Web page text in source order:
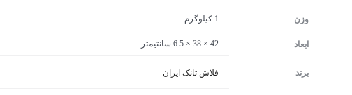
وزن 1 کیلوگرم
ابعاد 42 × 38 × 6.5 سانتیمتر
برند فلاش تانک ایران